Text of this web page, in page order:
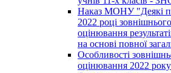
Наказ МОНУ "Деякі
2022 році
оцінювання
на основі повної
Особливості
оцінювання 2022 року